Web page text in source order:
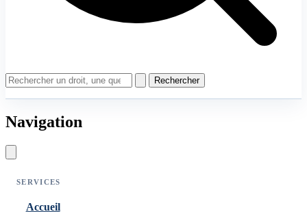
Rechercher
Navigation
SERVICES
Accueil